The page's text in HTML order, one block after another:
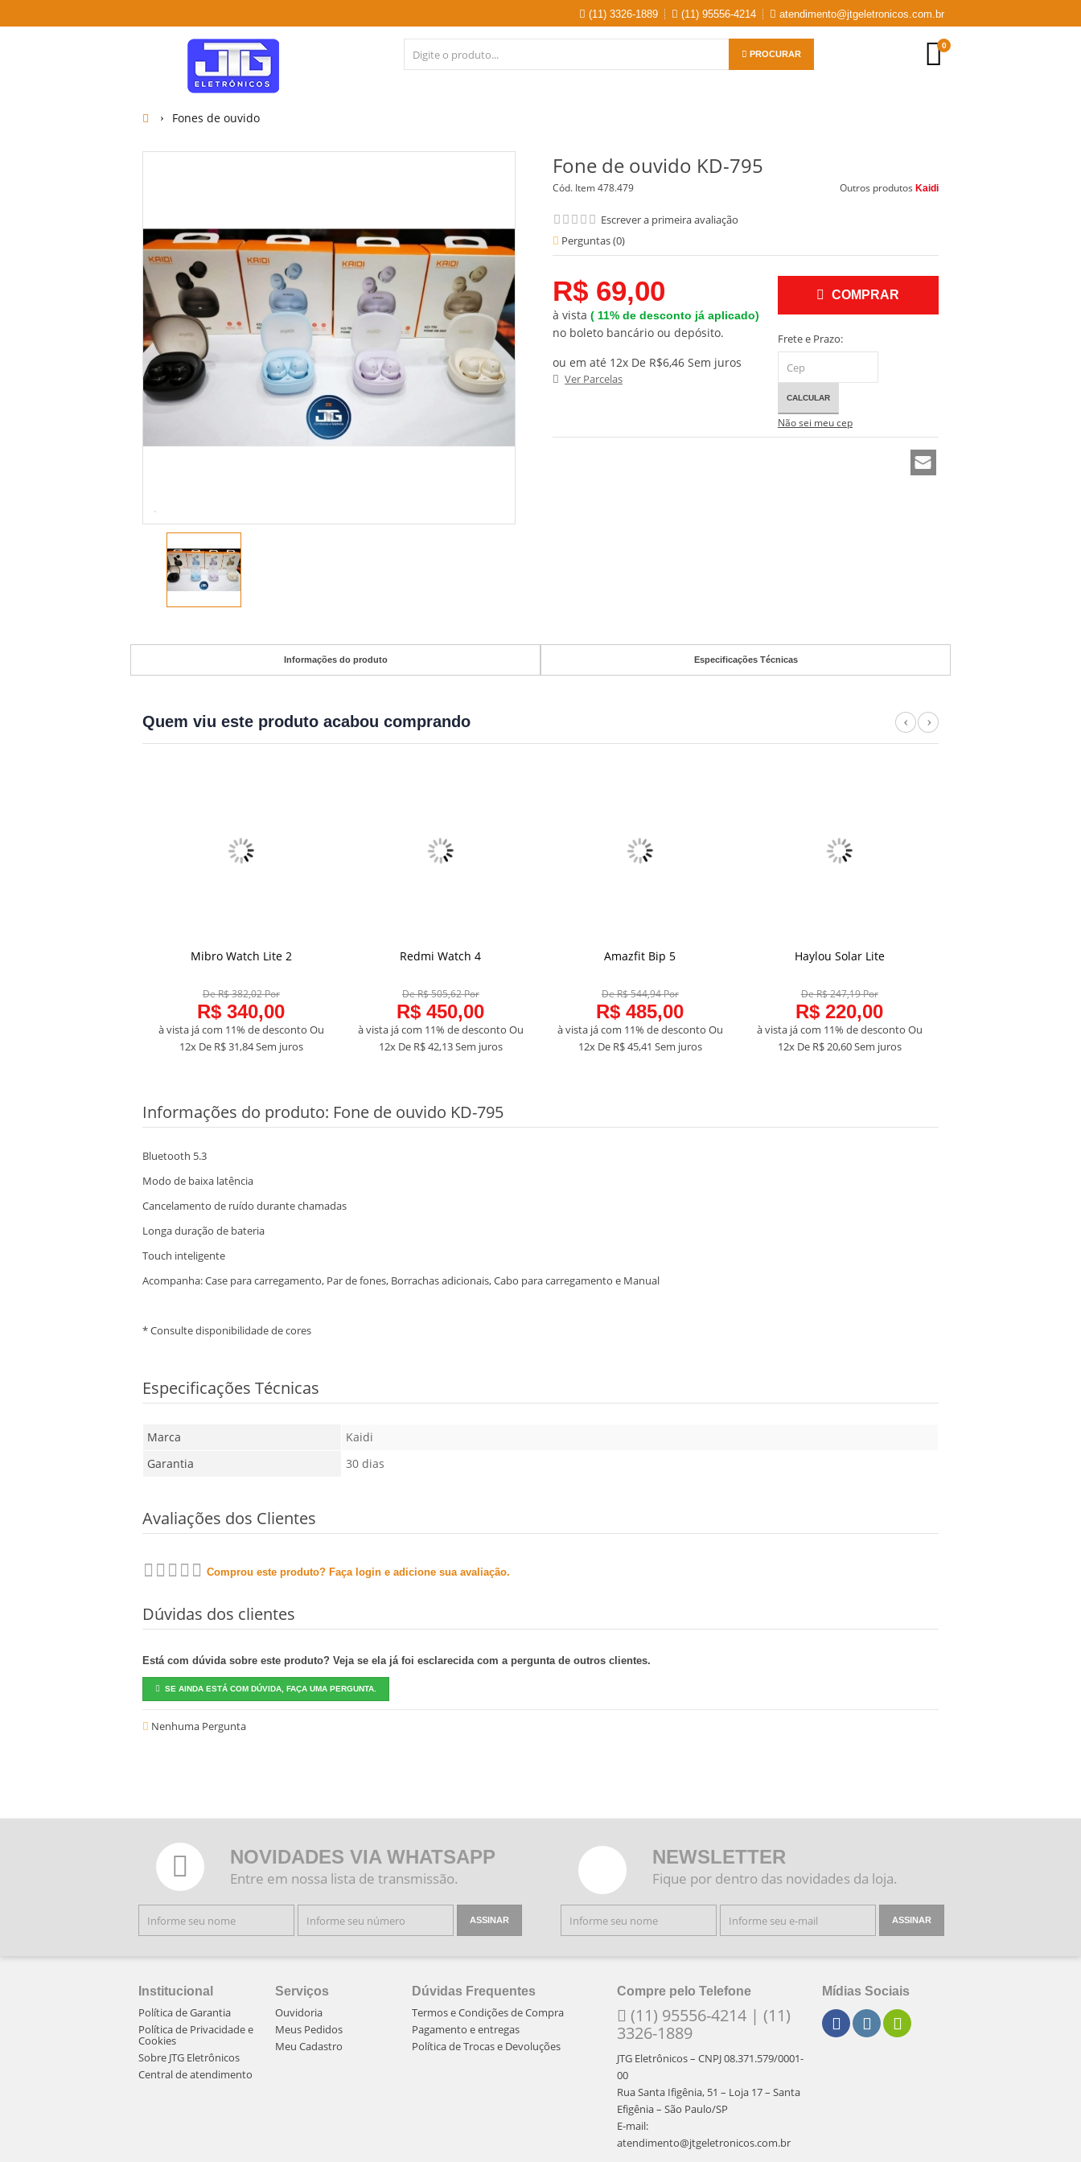
(11) 3326-1889 (11) 95556-4214 atendimento@jtgeletronicos.com.br
PROCURAR
0
Fones de ouvido
Fone de ouvido KD-795
Cód. Item478.479 Outros produtos Kaidi
Escrever a primeira avaliação
Perguntas (0)
R$ 69,00
à vista ( 11% de desconto já aplicado)
no boleto bancário ou depósito.
ou em até 12x De R$6,46 Sem juros
Ver Parcelas
COMPRAR
Frete e Prazo:
CALCULAR
Não sei meu cep
Informações do produto Especificações Técnicas
Quem viu este produto acabou comprando
Mibro Watch Lite 2
De R$ 382,02 Por
R$ 340,00
à vista já com 11% de desconto Ou
12x De R$ 31,84Sem juros
Redmi Watch 4
De R$ 505,62 Por
R$ 450,00
à vista já com 11% de desconto Ou
12x De R$ 42,13Sem juros
COMPRAR
Amazfit Bip 5
De R$ 544,94 Por
R$ 485,00
à vista já com 11% de desconto Ou
12x De R$ 45,41 Sem juros
Haylou Solar Lite
De R$ 247,19 Por
R$ 220,00
à vista já com 11% de desconto Ou
12x De R$ 20,60Sem juros
Previous
Next
Informações do produto: Fone de ouvido KD-795
Bluetooth 5.3
Modo de baixa latência
Cancelamento de ruído durante chamadas
Longa duração de bateria
Touch inteligente
Acompanha: Case para carregamento, Par de fones, Borrachas adicionais, Cabo para carregamento e Manual
* Consulte disponibilidade de cores
Especificações Técnicas
Marca
Kaidi
Garantia
30 dias
Avaliações dos Clientes
Comprou este produto? Faça login e adicione sua avaliação.
Dúvidas dos clientes
Está com dúvida sobre este produto? Veja se ela já foi esclarecida com a pergunta de outros clientes.
SE AINDA ESTÁ COM DÚVIDA, FAÇA UMA PERGUNTA.
Nenhuma Pergunta
NOVIDADES VIA WHATSAPP
Entre em nossa lista de transmissão.
ASSINAR
NEWSLETTER
Fique por dentro das novidades da loja.
ASSINAR
Institucional
Política de Garantia
Política de Privacidade e
Cookies
Sobre JTG Eletrônicos
Central de atendimento
Serviços
Ouvidoria
Meus Pedidos
Meu Cadastro
Dúvidas Frequentes
Termos e Condições de Compra
Pagamento e entregas
Política de Trocas e Devoluções
Compre pelo Telefone
(11) 95556-4214 | (11)
3326-1889
JTG Eletrônicos – CNPJ 08.371.579/0001-
00
Rua Santa Ifigênia, 51 – Loja 17 – Santa
Efigênia – São Paulo/SP
E-mail:
atendimento@jtgeletronicos.com.br
Mídias Sociais